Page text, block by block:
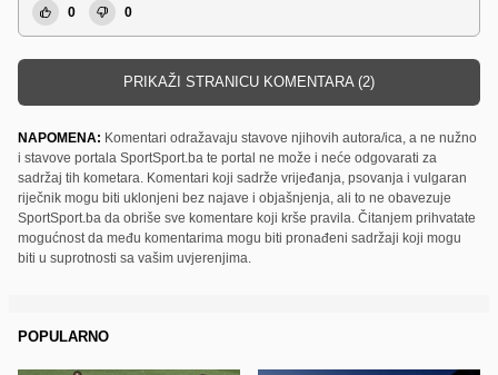
0 0
PRIKAŽI STRANICU KOMENTARA (2)
NAPOMENA: Komentari odražavaju stavove njihovih autora/ica, a ne nužno
i stavove portala SportSport.ba te portal ne može i neće odgovarati za
sadržaj tih kometara. Komentari koji sadrže vrijeđanja, psovanja i vulgaran
riječnik mogu biti uklonjeni bez najave i objašnjenja, ali to ne obavezuje
SportSport.ba da obriše sve komentare koji krše pravila. Čitanjem prihvatate
mogućnost da među komentarima mogu biti pronađeni sadržaji koji mogu
biti u suprotnosti sa vašim uvjerenjima.
POPULARNO